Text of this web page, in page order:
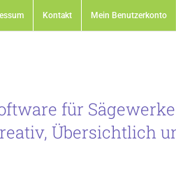
Kontakt Mein Benutzerkonto
für
Übersichtlich